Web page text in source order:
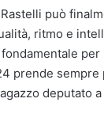
può
ritmo e
per
prende sempre
deputato